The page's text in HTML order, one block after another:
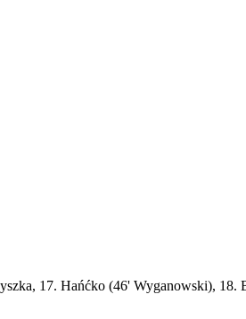
17. Hańćko (46' Wyganowski),